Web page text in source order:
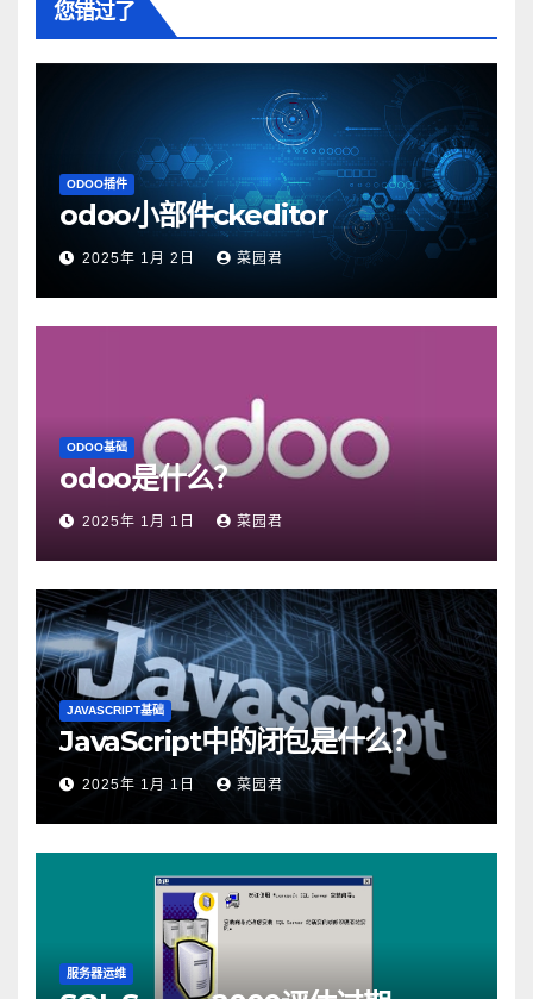
您错过了
ODOO插件
odoo小部件ckeditor
2025年 1月 2日 菜园君
ODOO基础
odoo是什么？
2025年 1月 1日 菜园君
JAVASCRIPT基础
JavaScript中的闭包是什么？
2025年 1月 1日 菜园君
服务器运维